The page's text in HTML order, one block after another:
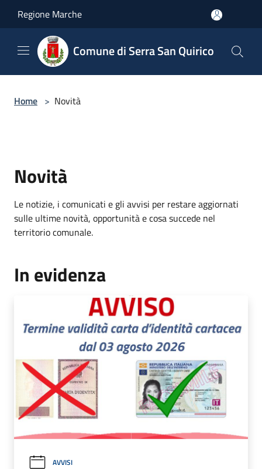
Regione Marche
Comune di Serra San Quirico
Home > Novità
Novità
Le notizie, i comunicati e gli avvisi per restare aggiornati
sulle ultime novità, opportunità e cosa succede nel
territorio comunale.
In evidenza
AVVISI